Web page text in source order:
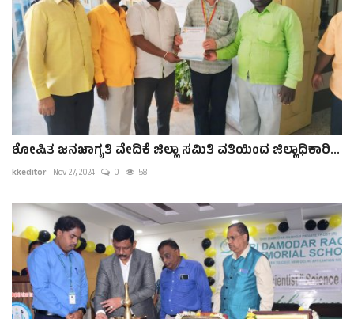
ಶೋಷಿತ ಜನಜಾಗೃತಿ ವೇದಿಕೆ ಜಿಲ್ಲಾ ಸಮಿತಿ ವತಿಯಿಂದ ಜಿಲ್ಲಾಧಿಕಾರಿ...
kkeditor Nov 27, 2024 0 58